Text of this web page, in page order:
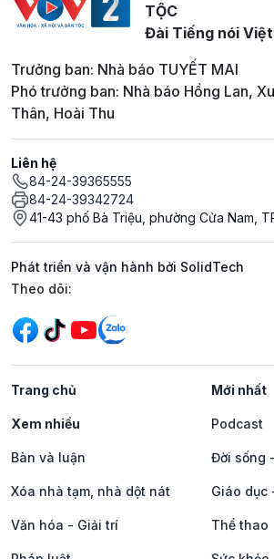
TỘC
Đài Tiếng nói
Trưởng ban: Nhà báo TUYẾT MAI
Phó trưởng ban: Nhà báo Hồng Lan,
Thân, Hoài Thu
Liên hệ
84-24-39365555
84-24-39342724
41-43 phố Bà Triệu, phường Cửa Nam,
Phát triển và vận hành bởi SolidTech
Mạng xã hội
Theo dõi:
Trang chủ Mới nhất
Xem nhiều Podcast
Bàn và luận Đời sống
Xóa nhà tạm, nhà dột nát Giáo dục
Văn hóa - Giải trí Thể thao